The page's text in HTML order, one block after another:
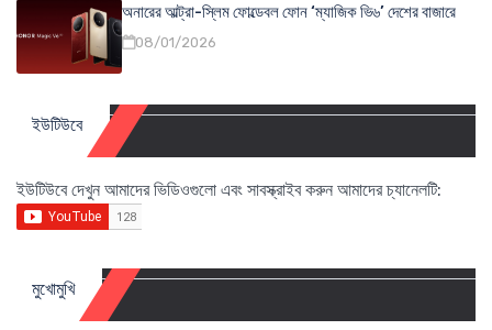
অনারের আল্ট্রা-স্লিম ফোল্ডেবল ফোন ‘ম্যাজিক ভি৬’ দেশের বাজারে
08/01/2026
ইউটিউবে
ইউটিউবে দেখুন আমাদের ভিডিওগুলো এবং সাবস্ক্রাইব করুন আমাদের চ্যানেলটি:
মুখোমুখি